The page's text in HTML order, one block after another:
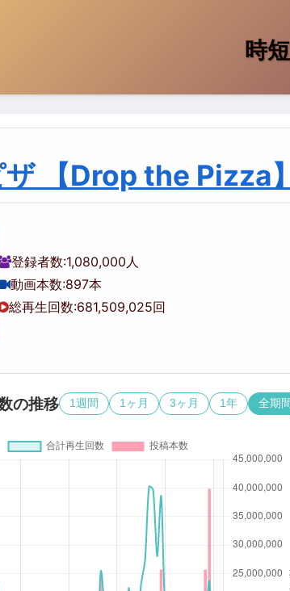
時
ザ 【Drop the Pizza】
登録者数:1,080,000人
動画本数:897本
総再生回数:681,509,025回
の推移 1週間 1ヶ月 3ヶ月 1年 全期間